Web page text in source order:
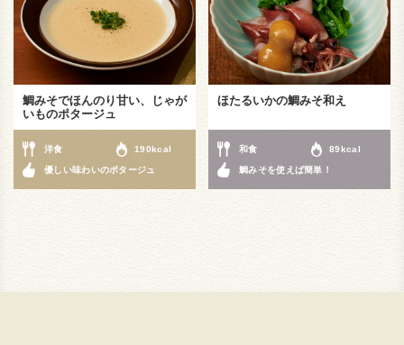
鯛みそでほんのり甘い、じゃが
いものポタージュ
洋食 190kcal
優しい味わいのポタージュ
ほたるいかの鯛みそ和え
和食 89kcal
鯛みそを使えば簡単！